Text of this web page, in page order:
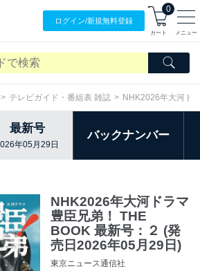
ログイン/新規無料登録
0
カート メニュー
テレビガイド・番組表 雑誌 NHK2026年大河ド
最新号
年05月29日
バックナンバー
NHK2026年大河ドラマ
豊臣兄弟！ THE
BOOK 最新号：２ (発
売日2026年05月29日)
東京ニュース通信社